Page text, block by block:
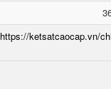
https://ketsatcaocap.vn/